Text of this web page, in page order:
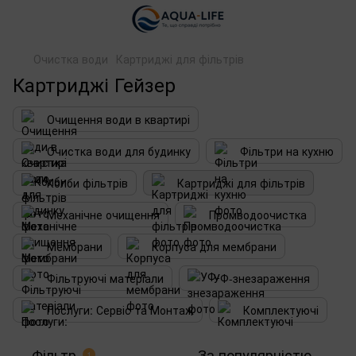
Очистка води Картриджі для фільтрів
Картриджі Гейзер
Очищення води в квартирі
Очистка води для будинку
Фільтри на кухню
Колби фільтрів
Картриджі для фільтрів
Механічне очищення
Промводоочистка
Мембрани
Корпуса для мембрани
Фільтруючі матеріали
УФ-знезараження
Послуги: Сервіс та Монтаж
Комплектуючі